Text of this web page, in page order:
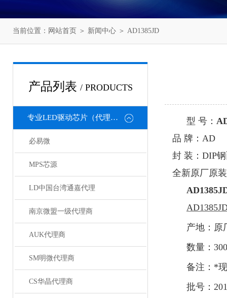
当前位置： 网站首页 ＞ 新闻中心 ＞ AD1385JD
产品列表 / PRODUCTS
专业LED驱动芯片（代理或直销）
必易微
MPS芯源
LD中国台湾通嘉代理
南京微盟一级代理商
AUK代理商
SM明微代理商
CS华晶代理商
型 号：
品 牌： AD
封 装： DIP
全新原厂原
产地：原
数量： 300
备注：*
批号：